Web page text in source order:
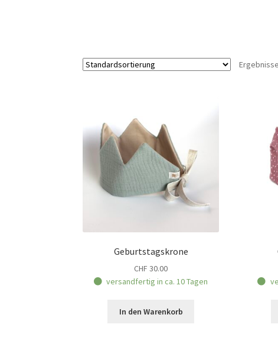
Geburtstagskrone
CHF 30.00
versandfertig in ca. 10 Tagen
In den Warenkorb